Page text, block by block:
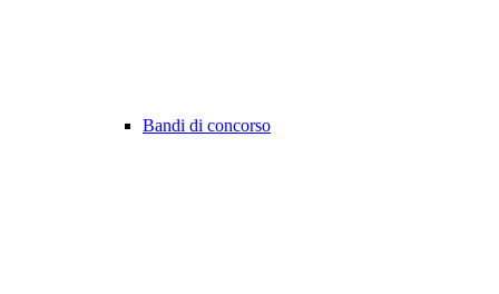
Bandi di concorso